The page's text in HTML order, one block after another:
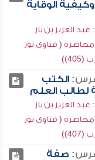
الوقاية
عبد العزيز بن باز
( فتاوى نور
الكتب
لطالب العلم
عبد العزيز بن باز
( فتاوى نور
صفة